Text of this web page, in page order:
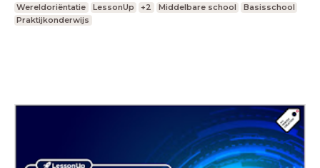
Wereldoriëntatie LessonUp +2 Middelbare school
Basisschool
Praktijkonderwijs